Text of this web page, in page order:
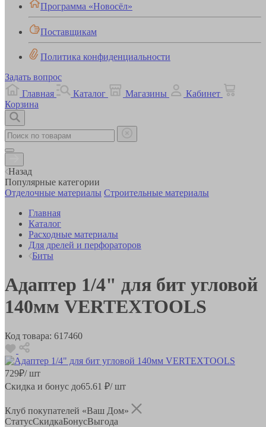
Программа «Новосёл»
Поставщикам
Политика конфиденциальности
Задать вопрос
Главная
Каталог Магазины
Кабинет
Корзина
Назад
Популярные категории
Отделочные материалы Строительные материалы
Главная
Каталог
Расходные материалы
Для дрелей и перфораторов
Биты
Адаптер 1/4" для бит угловой
140мм VERTEXTOOLS
Код товара: 617460
729₽/ шт
Скидка и бонус до65.61 ₽/ шт
Клуб покупателей «Ваш Дом»
СтатусСкидкаБонусВыгода